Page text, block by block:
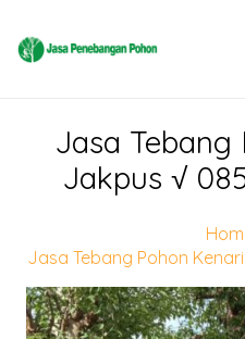
Jasa Tebang
Jakpus √
Jasa Tebang Pohon